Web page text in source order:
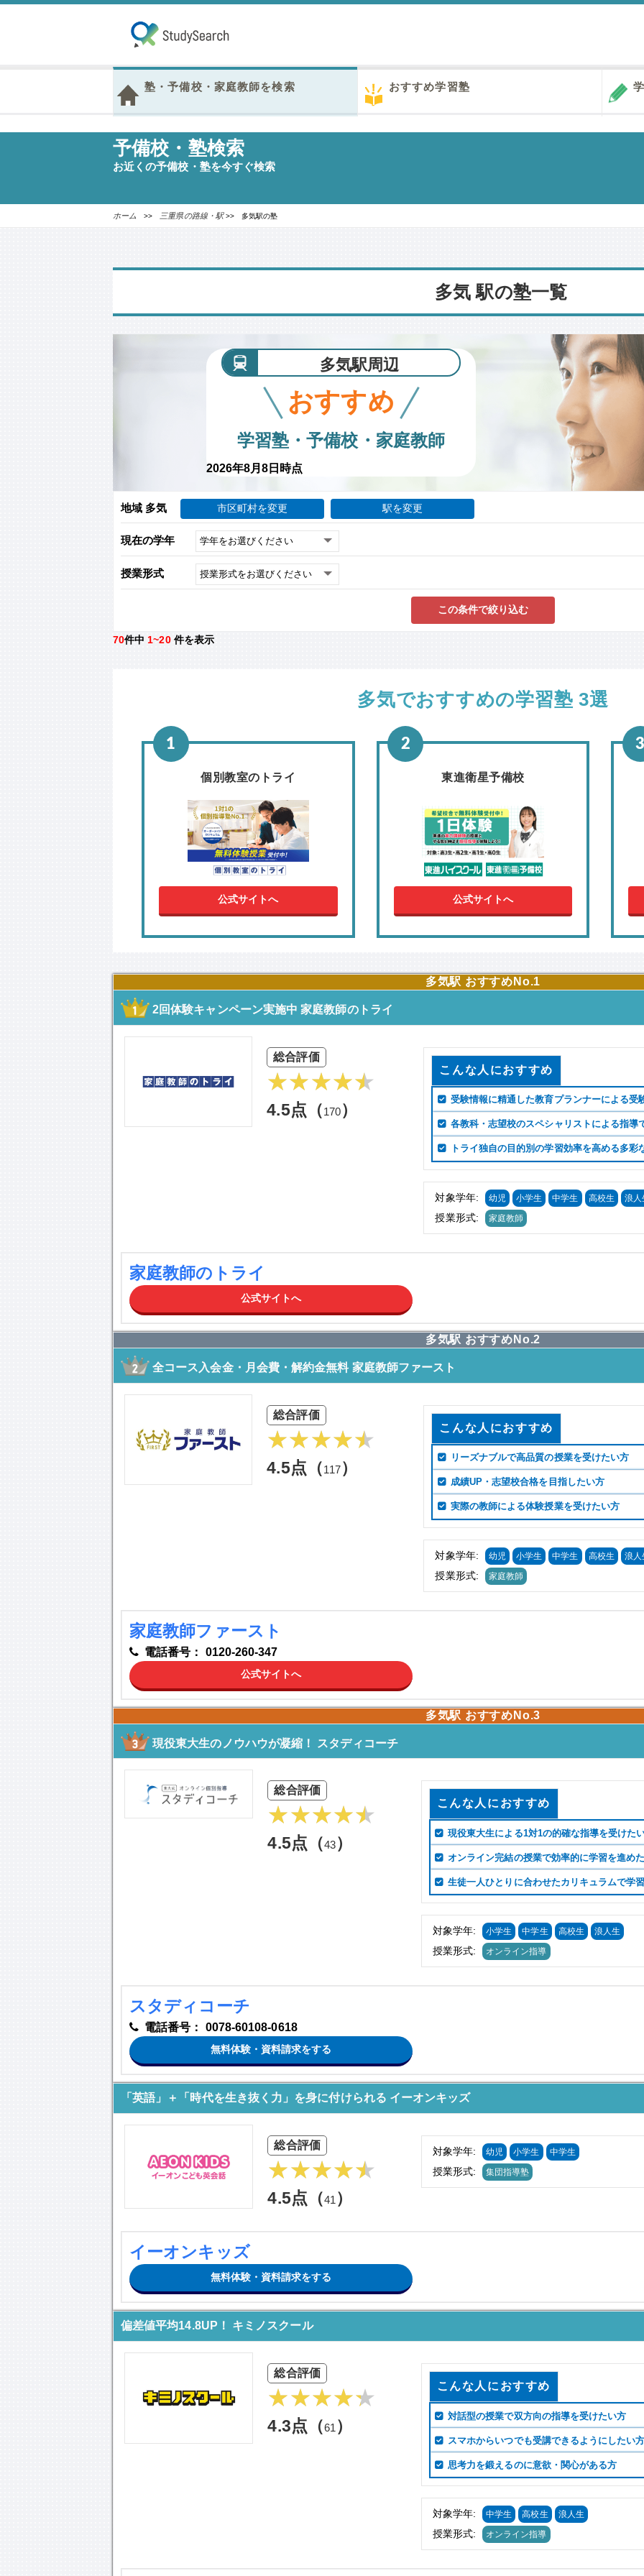
塾・予備校・家庭教師を検索 おすすめ学習塾
予備校・塾検索
お近くの予備校・塾を今すぐ検索
ホーム >> 三重県の路線・駅>> 多気駅の塾
多気 駅の塾一覧
多気駅周辺
おすすめ
学習塾・予備校・家庭教師
2026年8月8日時点
地域 多気 市区町村を変更 駅を変更
現在の学年
授業形式
この条件で絞り込む
70件中 1~20 件を表示
多気でおすすめの学習塾 3選
個別教室のトライ
公式サイトへ
東進衛星予備校
公式サイトへ
多気駅 おすすめNo.1
2回体験キャンペーン実施中 家庭教師のトライ
総合評価
4.5点（170）
こんな人におすすめ
受験情報に精通した教育プランナーによる受
各教科・志望校のスペシャリストによる指導
トライ独自の目的別の学習効率を高める多彩
対象学年: 幼児 小学生 中学生 高校生 浪人
授業形式: 家庭教師
家庭教師のトライ
公式サイトへ
多気駅 おすすめNo.2
全コース入会金・月会費・解約金無料 家庭教師ファースト
総合評価
4.5点（117）
こんな人におすすめ
リーズナブルで高品質の授業を受けたい方
成績UP・志望校合格を目指したい方
実際の教師による体験授業を受けたい方
対象学年: 幼児 小学生 中学生 高校生 浪人
授業形式: 家庭教師
家庭教師ファースト
電話番号： 0120-260-347
公式サイトへ
多気駅 おすすめNo.3
現役東大生のノウハウが凝縮！ スタディコーチ
総合評価
4.5点（43）
こんな人におすすめ
現役東大生による1対1の的確な指導を受けた
オンライン完結の授業で効率的に学習を進め
生徒一人ひとりに合わせたカリキュラムで学
対象学年: 小学生 中学生 高校生 浪人生
授業形式: オンライン指導
スタディコーチ
電話番号： 0078-60108-0618
無料体験・資料請求をする
「英語」＋「時代を生き抜く力」を身に付けられる イーオンキッズ
総合評価
4.5点（41）
対象学年: 幼児 小学生 中学生
授業形式: 集団指導塾
イーオンキッズ
無料体験・資料請求をする
偏差値平均14.8UP！ キミノスクール
総合評価
4.3点（61）
こんな人におすすめ
対話型の授業で双方向の指導を受けたい方
スマホからいつでも受講できるようにしたい
思考力を鍛えるのに意欲・関心がある方
対象学年: 中学生 高校生 浪人生
授業形式: オンライン指導